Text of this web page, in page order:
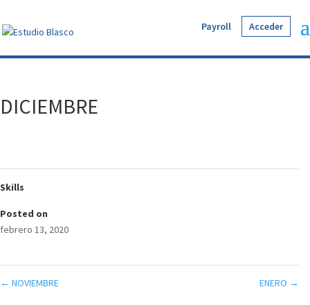
Payroll Acceder
DICIEMBRE
Skills
Posted on
febrero 13, 2020
← NOVIEMBRE ENERO →